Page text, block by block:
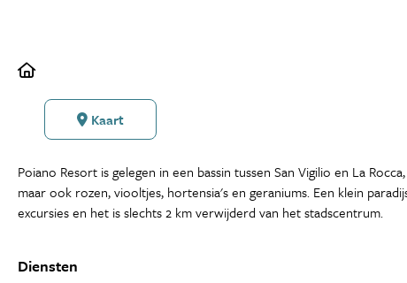
Kaart
Poiano Resort is gelegen in een bassin tussen San Vigilio en La
maar ook rozen, viooltjes, hortensia's en geraniums. Een klein
excursies en het is slechts 2 km verwijderd van het stadscentrum.
Diensten